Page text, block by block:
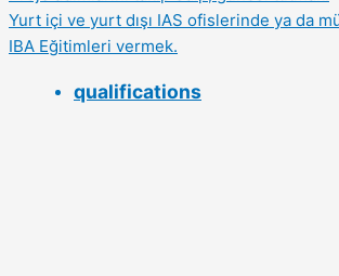
Yurt içi ve yurt dışı IAS ofislerinde ya da
IBA Eğitimleri vermek.
qualifications